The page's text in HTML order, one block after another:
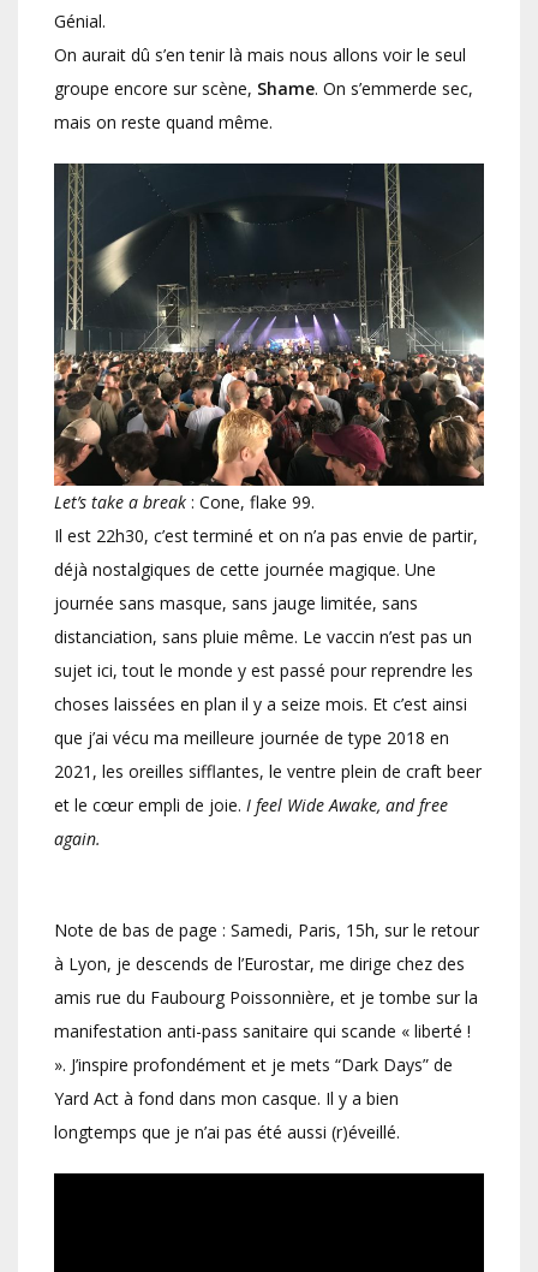
Génial.
On aurait dû s’en tenir là mais nous allons voir le seul
groupe encore sur scène, Shame. On s’emmerde sec,
mais on reste quand même.
Let’s take a break : Cone, flake 99.
Il est 22h30, c’est terminé et on n’a pas envie de partir,
déjà nostalgiques de cette journée magique. Une
journée sans masque, sans jauge limitée, sans
distanciation, sans pluie même. Le vaccin n’est pas un
sujet ici, tout le monde y est passé pour reprendre les
choses laissées en plan il y a seize mois. Et c’est ainsi
que j’ai vécu ma meilleure journée de type 2018 en
2021, les oreilles sifflantes, le ventre plein de craft beer
et le cœur empli de joie. I feel Wide Awake, and free
again.
Note de bas de page : Samedi, Paris, 15h, sur le retour
à Lyon, je descends de l’Eurostar, me dirige chez des
amis rue du Faubourg Poissonnière, et je tombe sur la
manifestation anti-pass sanitaire qui scande « liberté !
». J’inspire profondément et je mets “Dark Days” de
Yard Act à fond dans mon casque. Il y a bien
longtemps que je n’ai pas été aussi (r)éveillé.